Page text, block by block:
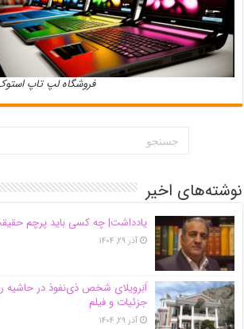
فروشگاه لپ تاپ
نوشته‌های اخیر
یادداشت| ‌چه کسی باید پرچم
آذر ۲۹, ۱۴۰۴
اَبَر‌ویلای شخص ذی‌نفوذ در
جزئیات و فیلم
آذر ۲۹, ۱۴۰۴